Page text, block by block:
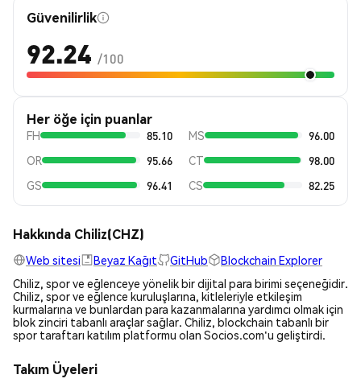
Güvenilirlik
92.24 /100
Her öğe için puanlar
FH 85.10 MS
96.00
OR
95.66 CT
98.00
GS
96.41 CS 82.25
Hakkında Chiliz(CHZ)
Web sitesi Beyaz Kağıt GitHub
Blockchain Explorer
Chiliz, spor ve eğlenceye yönelik bir dijital para birimi seçeneğidir.
Chiliz, spor ve eğlence kuruluşlarına, kitleleriyle etkileşim
kurmalarına ve bunlardan para kazanmalarına yardımcı olmak için
blok zinciri tabanlı araçlar sağlar. Chiliz, blockchain tabanlı bir
spor taraftarı katılım platformu olan Socios.com'u geliştirdi.
Takım Üyeleri